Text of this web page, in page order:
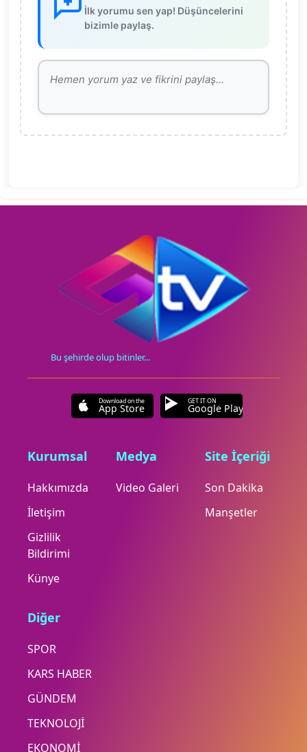
İlk yorumu sen yap! Düşüncelerini
bizimle paylaş.
Bu şehirde olup bitinler...
Download on the
App Store
GET IT ON
Google Play
Kurumsal
Hakkımızda
İletişim
Gizlilik
Bildirimi
Künye
Medya
Video Galeri
Site İçeriği
Son Dakika
Manşetler
Diğer
SPOR
KARS HABER
GÜNDEM
TEKNOLOJİ
EKONOMİ